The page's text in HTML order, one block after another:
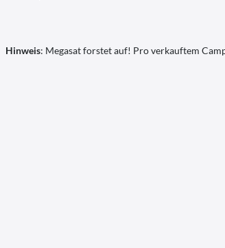
Hinweis: Megasat forstet auf! Pro verkauftem